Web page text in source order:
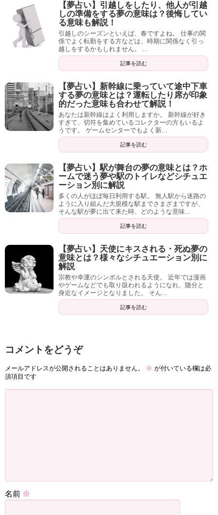
【夢占い】引越しをしたり、他人が引越
しの準備をする夢の意味は？後悔してい
る意味も解説！
引越しのシーズンといえば、春ですよね。 仕事の関
係でよく転勤をする方などは、時期に関係なく引っ
越しをするかもしれません。 ...
記事を読む
【夢占い】新幹線に乗っていて途中下車
する夢の意味とは？運転したり席が印象
的だった意味も合わせて解説！
あなたは新幹線はよく利用しますか。 新幹線が好き
すぎて、切符を集めているコレクターの方もいるよ
うです。 ゲームセンターでもよく新...
記事を読む
【夢占い】駅が舞台の夢の意味とは？ホ
ームで迷う夢や駅のトイレなどシチュエ
ーション別に解説
多くの人がほぼ毎日利用する駅。 無人駅から迷路の
ように入り組んだ大規模な駅までさまざまですが、
そんな駅が夢に出て来た時、どのような意味...
記事を読む
【夢占い】天使にキスされる・死ぬ夢の
意味とは？様々なシチュエーション別に
解説
宗教や幸運のシンボルとされる天使。 近年では漫画
やゲームなどでも取り扱われるようになれ、随分と
身近なイメージとなりました。 そん...
記事を読む
コメントをどうぞ
メールアドレスが公開されることはありません。 ※ が付いている欄は必
須項目です
名前 ※